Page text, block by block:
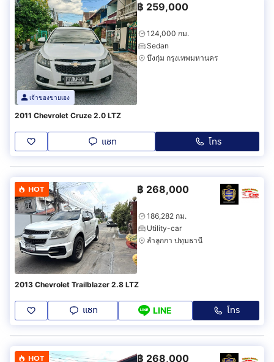
เจ้าของขายเอง
฿ 259,000
124,000 กม.
Sedan
บึงกุ่ม กรุงเทพมหานคร
2011 Chevrolet Cruze 2.0 LTZ
แชท โทร
HOT ฿ 268,000
186,282 กม.
Utility-car
ลำลูกกา ปทุมธานี
2013 Chevrolet Trailblazer 2.8 LTZ
แชท LINE โทร
HOT ฿ 268,000